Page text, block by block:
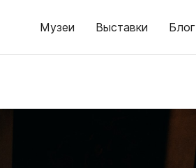
Музеи Выставки Блог